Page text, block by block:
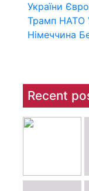
України
Трамп НАТО
Німеччина
Recent